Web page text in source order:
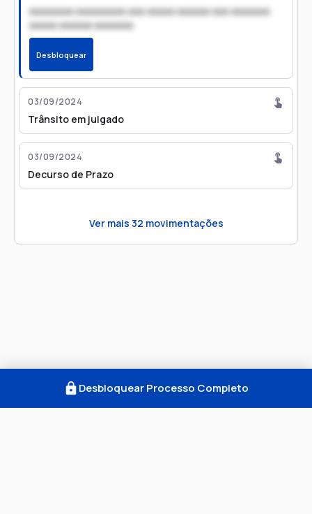
xxxxxxxx xxxxxxxxx xxx xxxxx xxxxxx xxx xxxxxxx
xxxxx xxxxxx xxxxxxx
Desbloquear
03/09/2024
Trânsito em julgado
03/09/2024
Decurso de Prazo
Ver mais 32 movimentações
Desbloquear Processo Completo